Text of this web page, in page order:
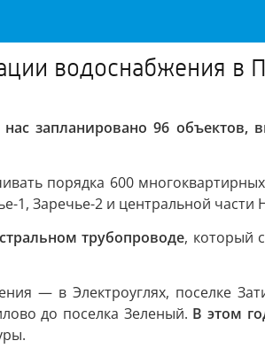
водоснабжения в
запланировано 96 объектов,
порядка 600
1, Заречье-2 и центральной части
трубопроводе, который
— в Электроуглях, поселке
до поселка Зеленый. В этом